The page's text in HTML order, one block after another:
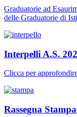
Graduatorie ad
delle Graduatorie di
Interpelli A.S.
Clicca per
Rassegna Stampa